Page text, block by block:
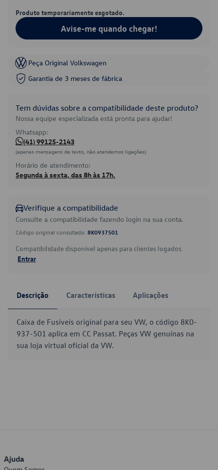
Produto temporariamente esgotado.
Avise-me quando chegar!
Peça Original Volkswagen
Garantia de 3 meses de fábrica
Tem dúvidas sobre a compatibilidade deste produto?
Nossa equipe especializada está pronta para ajudar!
Whatsapp:
(41) 99125-2143
(apenas mensagens de texto, não atendemos ligações)
Horário de atendimento:
Segunda à sexta, das 8h às 17h.
Verifique a compatibilidade
Consulte a compatibilidade fazendo login na sua conta.
Código original consultado: 8K0937501
Compatibilidade disponível apenas para clientes logados.
Entrar
Descrição Características Aplicações
Caixa de Fusíveis original para seu VW, o código 8K0-
937-501 aplica em CC Passat. Peças VW genuínas na
sua loja virtual oficial da VW.
Ajuda